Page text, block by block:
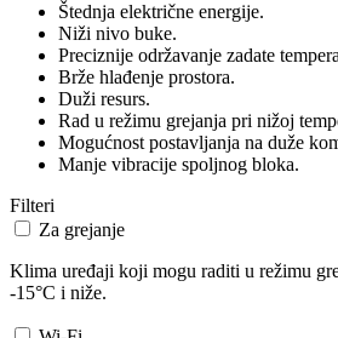
Štednja električne energije.
Niži nivo buke.
Preciznije održavanje zadate
Brže hlađenje prostora.
Duži resurs.
Rad u režimu grejanja pri nižoj
Mogućnost postavljanja na duže
Manje vibracije spoljnog bloka.
Filteri
Za grejanje
Klima uređaji koji mogu raditi u režimu
-15°C i niže.